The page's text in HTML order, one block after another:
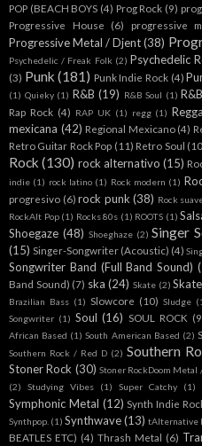
POP (BEACH BOYS (4) Prog Rock (9)
Progressive House (6) progressive
Progressive Metal / Djent (38)
Psychedelic / Freak Folk (2) Psychedelic
(3) Punk (181) Punk Indie Rock (4)
(1) Quieky (1) R&B (19) R&B Soul (1)
Rap Rock (4) RAP UK (1) regg (1)
mexicana (42) Regional Mexicano (4)
Retro Guitar Rock Pop (11) Retro Soul
Rock (130) rock alternativo (15)
indie (1) rock latino (1) Rock modern (1)
progresivo (6) rock punk (38) Rock
RockAlt Pop (1) Rocks 80s (1) ROOTS (1)
Shoegaze (48) Shoeghaze (2) Singer
(15) Singer-Songwriter (Acoustic) (4)
Songwriter Band (Full Band Sound)
Band Sound) (7) ska (24) Skate (2)
Brazilian Bass (1) Slowcore (10) Sludge
Songwriter (1) Soul (16) SOUL ROCK
African Based (1) South American Based (2)
Southern Rock / Red D (2) Southern
Stoner Rock (30) Stoner RockDoom Metal
(2)
Studying Vibes (1) Super Catchy (1)
Symphonic Metal (12) Synth Indie
Synthpop. (1) Synthwave (13) tAlternative
BEATLES ETC) (4) Thrash Metal (6)